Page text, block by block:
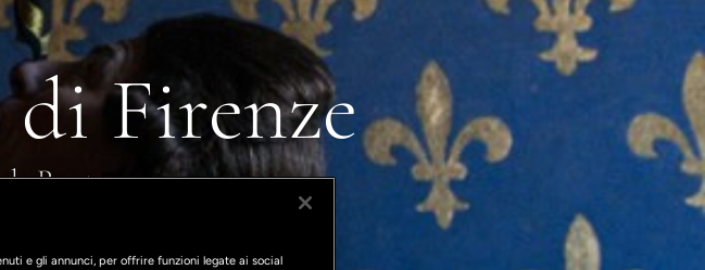
Firenze
Parata
e gli annunci, per offrire funzioni legate ai social